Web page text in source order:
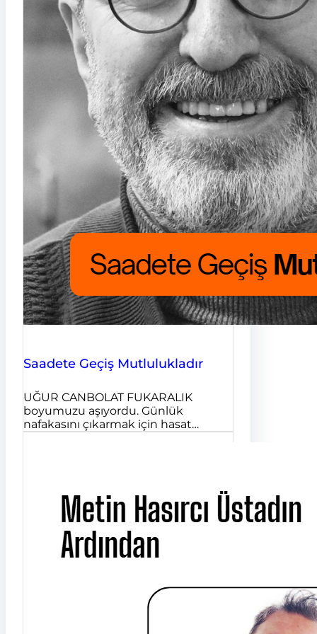
Saadete Geçiş Mutlulukladır
UĞUR CANBOLAT FUKARALIK
boyumuzu aşıyordu. Günlük
nafakasını çıkarmak için hasat…